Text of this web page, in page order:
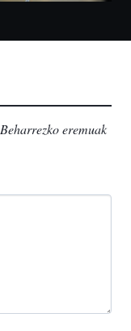
Beharrezko eremuak